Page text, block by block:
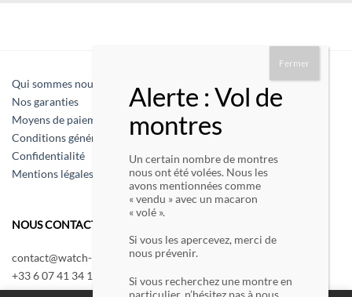
Qui sommes nous
Nos garanties
Moyens de paiement
Conditions générales de vente
Confidentialité
Mentions légales
NOUS CONTACTER :
contact@watch-montre-paris.com
+33 6 07 41 34 13
Nous écrire
Un certain nombre de montres
nous ont été volées. Nous les
avons mentionnées comme
« vendu » avec un macaron
« volé ».
Si vous les apercevez, merci de
nous prévenir.
Si vous recherchez une montre en
particulier, n’hésitez pas à nous